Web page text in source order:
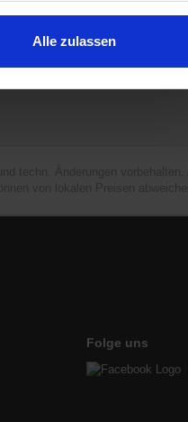
Alle zulassen
Folge uns